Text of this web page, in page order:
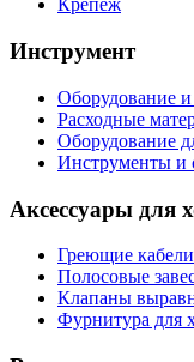
Крепеж
Инструмент
Оборудование и
Расходные
Оборудование
Инструменты и
Аксессуары для
Греющие
Полосовые
Клапаны
Фурнитура для